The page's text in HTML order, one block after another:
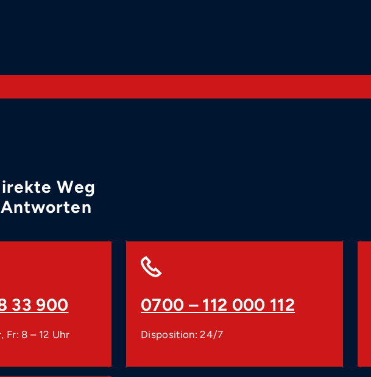
Weg
33 900
Fr: 8 – 12 Uhr
0700 – 112 000 112
Disposition: 24/7